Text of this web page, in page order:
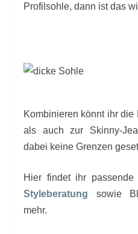
Profilsohle, dann ist das
Kombinieren könnt ihr
als auch zur Skinny-
dabei keine Grenzen
Hier findet ihr
Styleberatung sowie
mehr.